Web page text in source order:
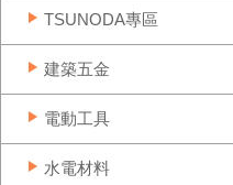
TSUNODA專區
建築五金
電動工具
水電材料